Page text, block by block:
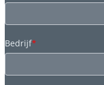
Bedrijf*